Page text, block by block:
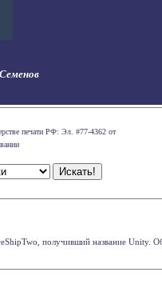
печати РФ: Эл. #77-4362 от
получивший название Unity.